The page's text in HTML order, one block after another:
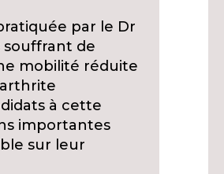
par le Dr
souffrant de
mobilité réduite
à cette
importantes
sur leur